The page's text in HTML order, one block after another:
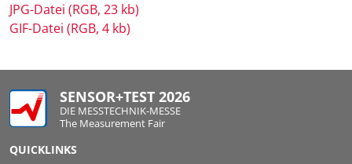
JPG-Datei (RGB, 23 kb)
GIF-Datei (RGB, 4 kb)
SENSOR+TEST 2026
DIE MESSTECHNIK-MESSE
The Measurement Fair
QUICKLINKS